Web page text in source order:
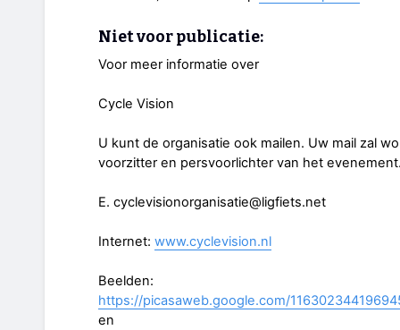
Niet voor publicatie:
Voor meer informatie over
Cycle Vision
U kunt de organisatie ook mailen. Uw mail zal
voorzitter en persvoorlichter van het
E. cyclevisionorganisatie@ligfiets.net
Internet: www.cyclevision.nl
Beelden:
https://picasaweb.google.com/
en